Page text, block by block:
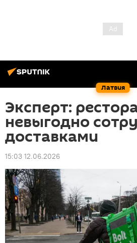
Латвия
Эксперт:
невыгодно
доставками
15:03 12.06.2026